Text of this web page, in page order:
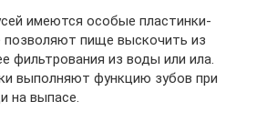
имеются особые пластинки-
позволяют пище выскочить из
фильтрования из воды или ила.
выполняют функцию зубов при
на выпасе.